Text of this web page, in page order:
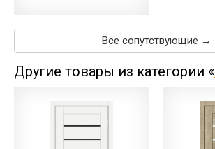
(+64.00 грн)
(+64.00 грн)
дуб
шале/ПВХ
Все сопутствующие →
Другие товары из категории «